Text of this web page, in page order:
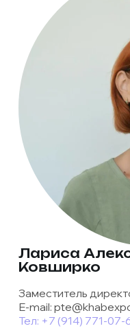
Лариса
Ковширко
Заместитель
E-mail:
Тел: +7 (914) 771-07-